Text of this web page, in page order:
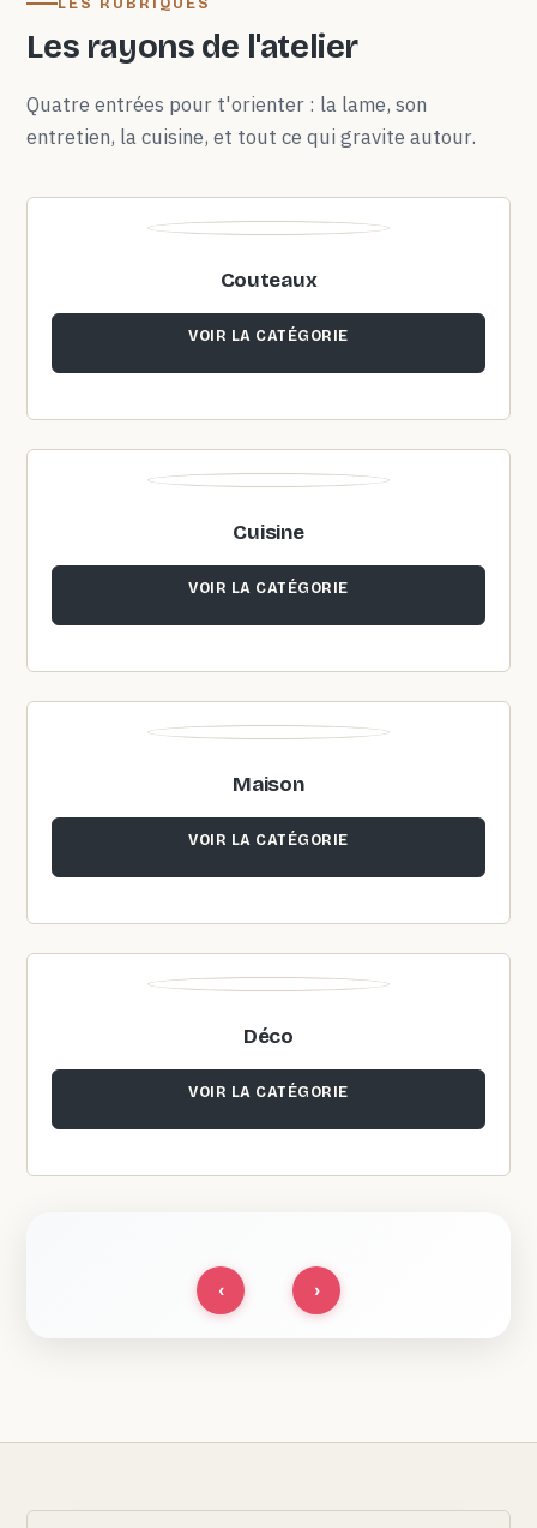
Les rayons de l'atelier
Quatre entrées pour t'orienter : la lame, son
entretien, la cuisine, et tout ce qui gravite autour.
Couteaux
VOIR LA CATÉGORIE
Cuisine
VOIR LA CATÉGORIE
Maison
VOIR LA CATÉGORIE
Déco
VOIR LA CATÉGORIE
‹ ›